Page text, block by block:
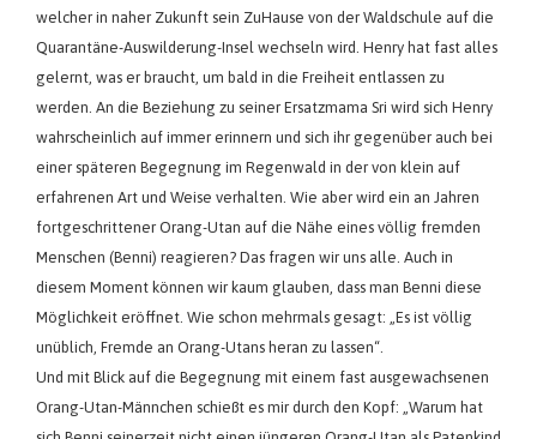
welcher in naher Zukunft sein ZuHause von der Waldschule auf die
Quarantäne-Auswilderung-Insel wechseln wird. Henry hat fast alles
gelernt, was er braucht, um bald in die Freiheit entlassen zu
werden. An die Beziehung zu seiner Ersatzmama Sri wird sich Henry
wahrscheinlich auf immer erinnern und sich ihr gegenüber auch bei
einer späteren Begegnung im Regenwald in der von klein auf
erfahrenen Art und Weise verhalten. Wie aber wird ein an Jahren
fortgeschrittener Orang-Utan auf die Nähe eines völlig fremden
Menschen (Benni) reagieren? Das fragen wir uns alle. Auch in
diesem Moment können wir kaum glauben, dass man Benni diese
Möglichkeit eröffnet. Wie schon mehrmals gesagt: „Es ist völlig
unüblich, Fremde an Orang-Utans heran zu lassen“.
Und mit Blick auf die Begegnung mit einem fast ausgewachsenen
Orang-Utan-Männchen schießt es mir durch den Kopf: „Warum hat